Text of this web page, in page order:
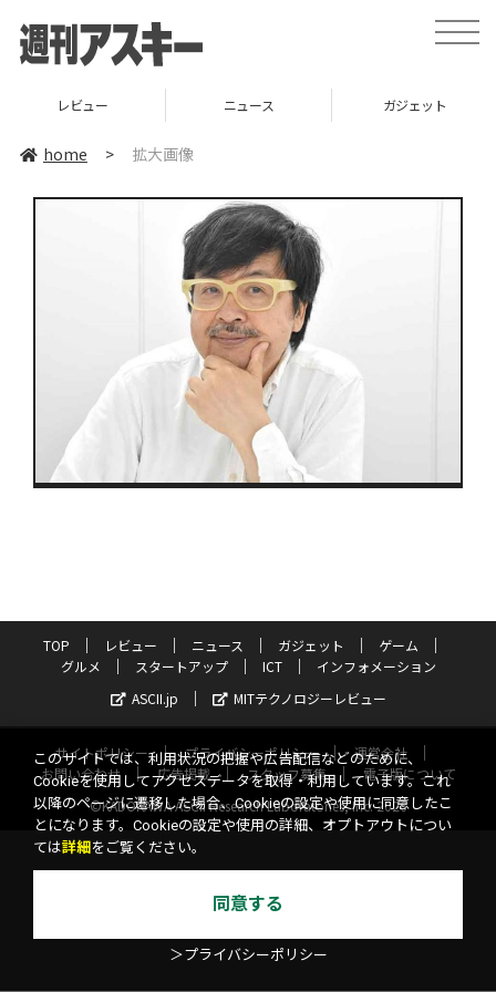
toggle
レビュー ニュース ガジェット
home > 拡大画像
TOP レビュー ニュース ガジェット
ゲーム
グルメ
スタートアップ ICT
インフォメーション
ASCII.jp
MITテクノロジーレビュー
サイトポリシー プライバシーポリシー
運営会社
お問い合わせ
広告掲載 スタッフ募集
電子版について
©KADOKAWA ASCII Research Laboratories, Inc. 2026
このサイトでは、利用状況の把握や広告配信などのために、
Cookieを使用してアクセスデータを取得・利用しています。これ
以降のページに遷移した場合、Cookieの設定や使用に同意したこ
とになります。Cookieの設定や使用の詳細、オプトアウトについ
ては詳細 をご覧ください。
同意する
＞プライバシーポリシー